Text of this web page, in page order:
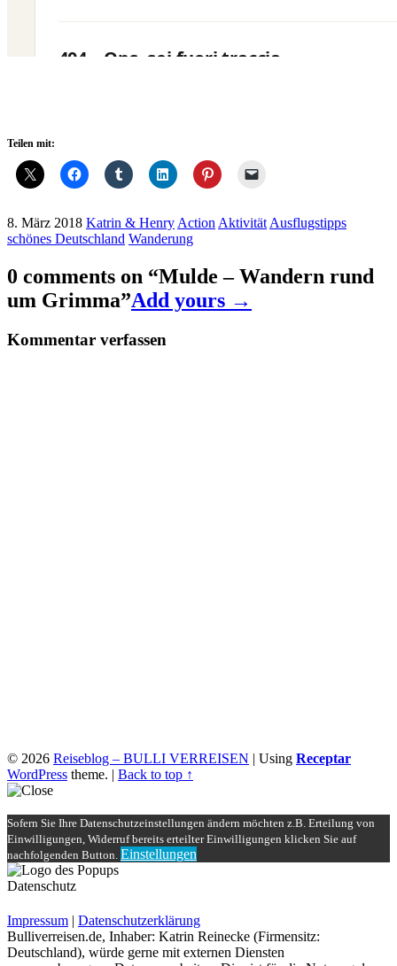
Teilen mit:
8. März 2018 Katrin & Henry Action Aktivität Ausflugstipps
schönes Deutschland Wanderung
0 comments on “Mulde – Wandern rund
um Grimma”Add yours →
Kommentar verfassen
© 2026 Reiseblog – BULLI VERREISEN | Using Receptar
WordPress theme. | Back to top ↑
Sofern Sie Ihre Datenschutzeinstellungen ändern möchten z.B. Erteilung von
Einwilligungen, Widerruf bereits erteilter Einwilligungen klicken Sie auf
nachfolgenden Button. Einstellungen
Datenschutz
Impressum | Datenschutzerklärung
Bulliverreisen.de, Inhaber: Katrin Reinecke (Firmensitz:
Deutschland), würde gerne mit externen Diensten